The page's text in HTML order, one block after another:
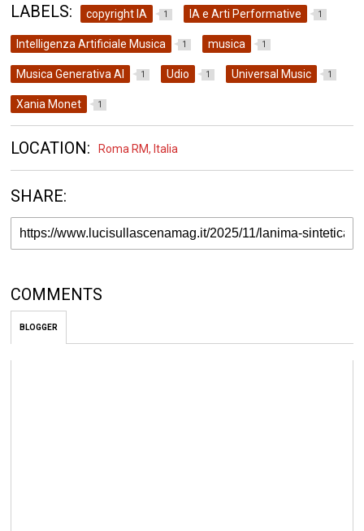
LABELS: copyright IA 1 IA e Arti Performative 1
Intelligenza Artificiale Musica 1 musica 1
Musica Generativa AI 1 Udio 1 Universal Music 1
Xania Monet 1
LOCATION: Roma RM, Italia
SHARE:
COMMENTS
BLOGGER